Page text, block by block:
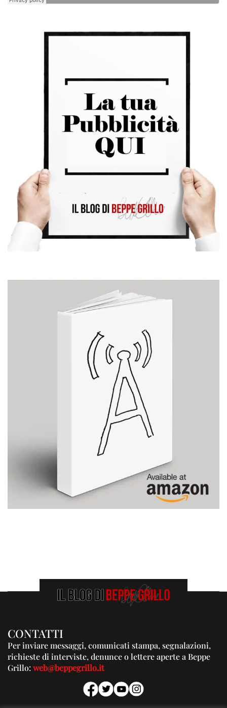
CONTATTI
Per inviare messaggi, comunicati stampa, segnalazioni,
richieste di interviste, denunce o lettere aperte a Beppe
Grillo:web@beppegrillo.it